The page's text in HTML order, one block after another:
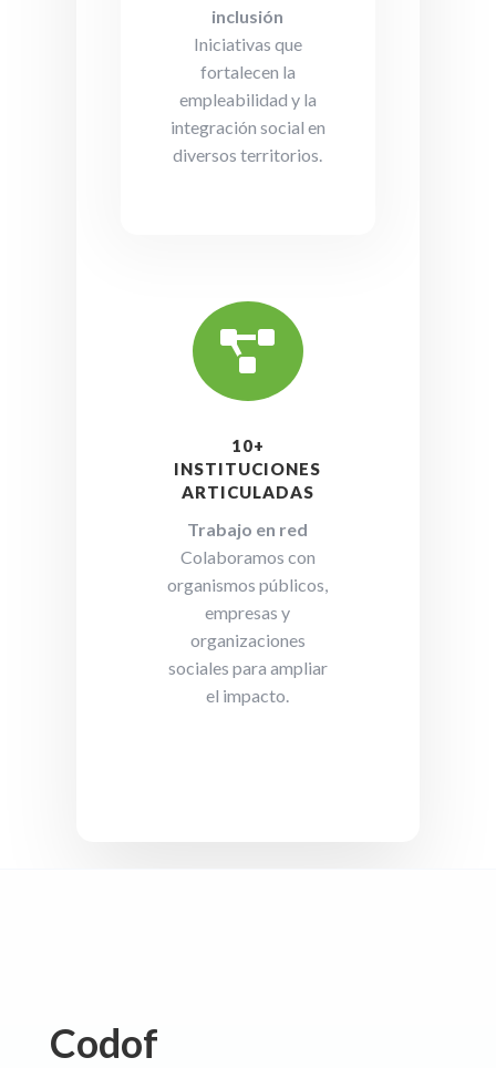
inclusión
Iniciativas que
fortalecen la
empleabilidad y la
integración social en
diversos territorios.

10+
INSTITUCIONES
ARTICULADAS
Trabajo en red
Colaboramos con
organismos públicos,
empresas y
organizaciones
sociales para ampliar
el impacto.
Codof